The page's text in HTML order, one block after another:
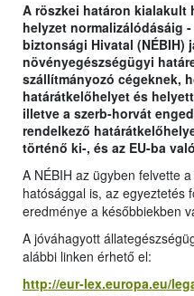
A röszkei határon kialakult
helyzet normalizálódásáig
biztonsági Hivatal (NÉBIH)
növényegészségügyi
szállítmányozó cégeknek,
határátkelőhelyet és
illetve a szerb-horvát
rendelkező
történő ki-, és az EU-ba
A NÉBIH az ügyben felvette
hatósággal is, az egyeztetés
eredménye a későbbiekben
A jóváhagyott
alábbi linken érhető el:
http://eur-lex.europa.eu/